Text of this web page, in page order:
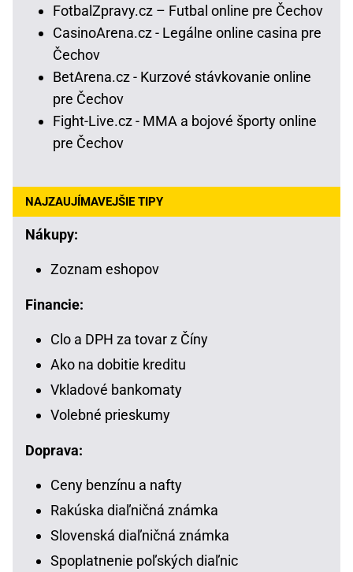
FotbalZpravy.cz – Futbal online pre Čechov
CasinoArena.cz - Legálne online casina pre
Čechov
BetArena.cz - Kurzové stávkovanie online
pre Čechov
Fight-Live.cz - MMA a bojové športy online
pre Čechov
NAJZAUJÍMAVEJŠIE TIPY
Nákupy:
Zoznam eshopov
Financie:
Clo a DPH za tovar z Číny
Ako na dobitie kreditu
Vkladové bankomaty
Volebné prieskumy
Doprava:
Ceny benzínu a nafty
Rakúska diaľničná známka
Slovenská diaľničná známka
Spoplatnenie poľských diaľnic